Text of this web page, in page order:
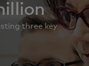
three key